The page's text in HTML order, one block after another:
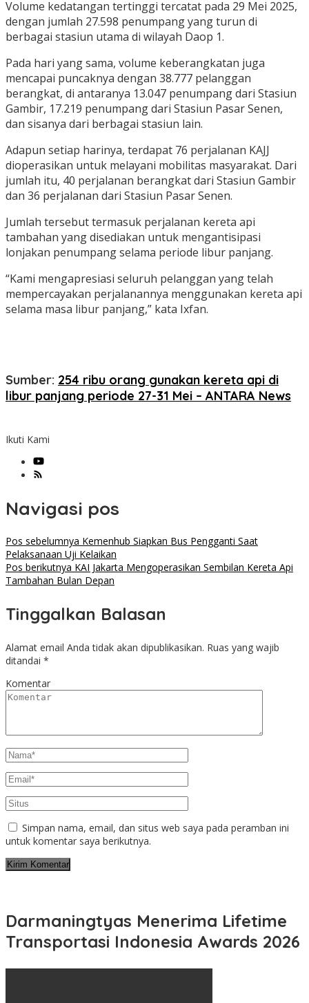
Volume kedatangan tertinggi tercatat pada 29 Mei 2025,
dengan jumlah 27.598 penumpang yang turun di
berbagai stasiun utama di wilayah Daop 1.
Pada hari yang sama, volume keberangkatan juga
mencapai puncaknya dengan 38.777 pelanggan
berangkat, di antaranya 13.047 penumpang dari Stasiun
Gambir, 17.219 penumpang dari Stasiun Pasar Senen,
dan sisanya dari berbagai stasiun lain.
Adapun setiap harinya, terdapat 76 perjalanan KAJJ
dioperasikan untuk melayani mobilitas masyarakat. Dari
jumlah itu, 40 perjalanan berangkat dari Stasiun Gambir
dan 36 perjalanan dari Stasiun Pasar Senen.
Jumlah tersebut termasuk perjalanan kereta api
tambahan yang disediakan untuk mengantisipasi
lonjakan penumpang selama periode libur panjang.
“Kami mengapresiasi seluruh pelanggan yang telah
mempercayakan perjalanannya menggunakan kereta api
selama masa libur panjang,” kata Ixfan.
Sumber: 254 ribu orang gunakan kereta api di
libur panjang periode 27-31 Mei – ANTARA News
Ikuti Kami
Navigasi pos
Pos sebelumnya Kemenhub Siapkan Bus Pengganti Saat
Pelaksanaan Uji Kelaikan
Pos berikutnya KAI Jakarta Mengoperasikan Sembilan Kereta Api
Tambahan Bulan Depan
Tinggalkan Balasan
Alamat email Anda tidak akan dipublikasikan. Ruas yang wajib
ditandai *
Komentar
Simpan nama, email, dan situs web saya pada peramban ini
untuk komentar saya berikutnya.
Darmaningtyas Menerima Lifetime
Transportasi Indonesia Awards 2026